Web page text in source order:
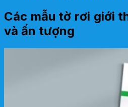
Các mẫu tờ rơi giới
và ấn tượng